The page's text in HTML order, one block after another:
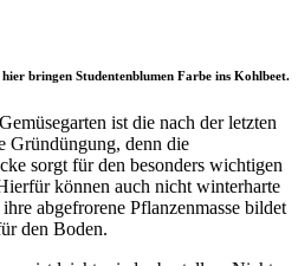
bringen Studentenblumen Farbe ins Kohlbeet.
ist die nach der letzten
Gründüngung, denn die
sorgt für den besonders wichtigen
können auch nicht winterharte
abgefrorene Pflanzenmasse bildet
den Boden.